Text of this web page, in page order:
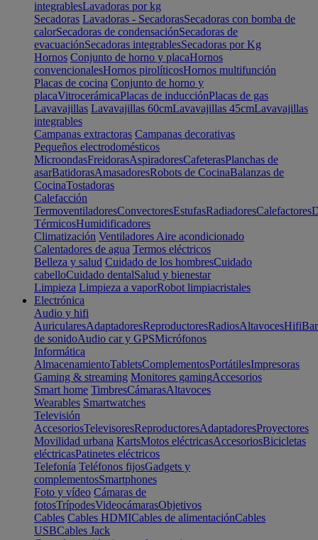
integrablesLavadoras por kg
Secadoras Lavadoras - SecadorasSecadoras con bomba de
calorSecadoras de condensaciónSecadoras de
evacuaciónSecadoras integrablesSecadoras por Kg
Hornos Conjunto de horno y placaHornos
convencionalesHornos pirolíticosHornos multifunción
Placas de cocina Conjunto de horno y
placaVitrocerámicaPlacas de inducciónPlacas de gas
Lavavajillas Lavavajillas 60cmLavavajillas 45cmLavavajillas
integrables
Campanas extractoras Campanas decorativas
Pequeños electrodomésticos
MicroondasFreidorasAspiradoresCafeterasPlanchas de
asarBatidorasAmasadoresRobots de CocinaBalanzas de
CocinaTostadoras
Calefacción
TermoventiladoresConvectoresEstufasRadiadoresCalefactores
TérmicosHumidificadores
Climatización Ventiladores Aire acondicionado
Calentadores de agua Termos eléctricos
Belleza y salud Cuidado de los hombresCuidado
cabelloCuidado dentalSalud y bienestar
Limpieza Limpieza a vaporRobot limpiacristales
Electrónica
Audio y hifi
AuricularesAdaptadoresReproductoresRadiosAltavocesHifi
de sonidoAudio car y GPSMicrófonos
Informática
AlmacenamientoTabletsComplementosPortátilesImpresoras
Gaming & streaming Monitores gamingAccesorios
Smart home TimbresCámarasAltavoces
Wearables Smartwatches
Televisión
AccesoriosTelevisoresReproductoresAdaptadoresProyectores
Movilidad urbana KartsMotos eléctricasAccesoriosBicicletas
eléctricasPatinetes eléctricos
Telefonía Teléfonos fijosGadgets y
complementosSmartphones
Foto y vídeo Cámaras de
fotosTrípodesVideocámarasObjetivos
Cables Cables HDMICables de alimentaciónCables
USBCables Jack